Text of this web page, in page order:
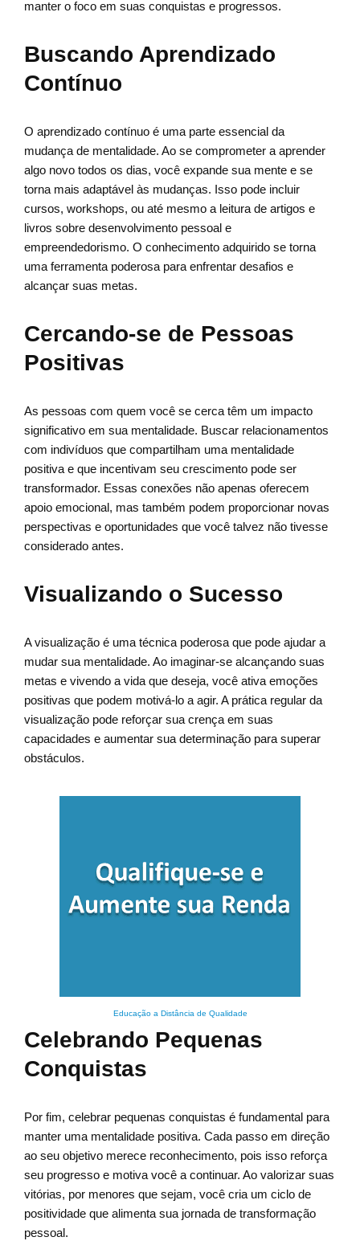
manter o foco em suas conquistas e progressos.
Buscando Aprendizado
Contínuo
O aprendizado contínuo é uma parte essencial da
mudança de mentalidade. Ao se comprometer a aprender
algo novo todos os dias, você expande sua mente e se
torna mais adaptável às mudanças. Isso pode incluir
cursos, workshops, ou até mesmo a leitura de artigos e
livros sobre desenvolvimento pessoal e
empreendedorismo. O conhecimento adquirido se torna
uma ferramenta poderosa para enfrentar desafios e
alcançar suas metas.
Cercando-se de Pessoas
Positivas
As pessoas com quem você se cerca têm um impacto
significativo em sua mentalidade. Buscar relacionamentos
com indivíduos que compartilham uma mentalidade
positiva e que incentivam seu crescimento pode ser
transformador. Essas conexões não apenas oferecem
apoio emocional, mas também podem proporcionar novas
perspectivas e oportunidades que você talvez não tivesse
considerado antes.
Visualizando o Sucesso
A visualização é uma técnica poderosa que pode ajudar a
mudar sua mentalidade. Ao imaginar-se alcançando suas
metas e vivendo a vida que deseja, você ativa emoções
positivas que podem motivá-lo a agir. A prática regular da
visualização pode reforçar sua crença em suas
capacidades e aumentar sua determinação para superar
obstáculos.
Educação a Distância de Qualidade
Celebrando Pequenas
Conquistas
Por fim, celebrar pequenas conquistas é fundamental para
manter uma mentalidade positiva. Cada passo em direção
ao seu objetivo merece reconhecimento, pois isso reforça
seu progresso e motiva você a continuar. Ao valorizar suas
vitórias, por menores que sejam, você cria um ciclo de
positividade que alimenta sua jornada de transformação
pessoal.